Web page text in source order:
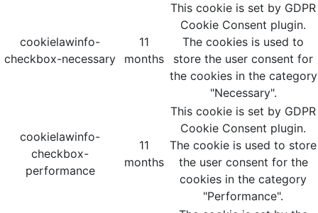
cookielawinfo-
checkbox-necessary
11
months
This cookie is set by GDPR
Cookie Consent plugin.
The cookies is used to
store the user consent for
the cookies in the category
"Necessary".
cookielawinfo-
checkbox-
performance
11
months
This cookie is set by GDPR
Cookie Consent plugin.
The cookie is used to store
the user consent for the
cookies in the category
"Performance".